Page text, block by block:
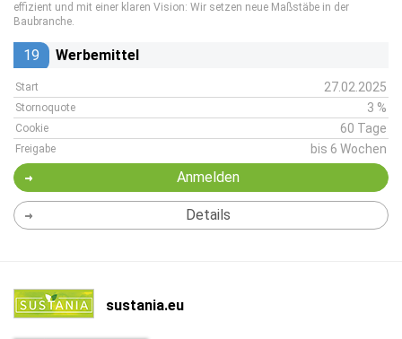
effizient und mit einer klaren Vision: Wir setzen neue Maßstäbe in der
Baubranche.
19 Werbemittel
Start 27.02.2025
Stornoquote 3 %
Cookie 60 Tage
Freigabe bis 6 Wochen
Anmelden
Details
sustania.eu